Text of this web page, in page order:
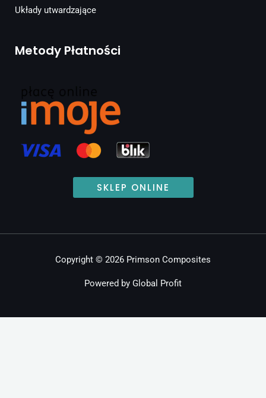
Układy utwardzające
Metody Płatności
SKLEP ONLINE
Copyright © 2026 Primson Composites
Powered by Global Profit